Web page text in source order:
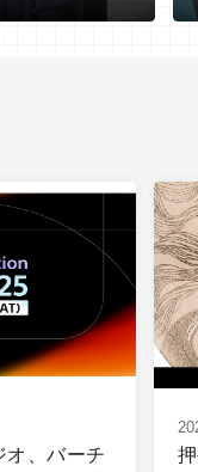
オ、バーチ